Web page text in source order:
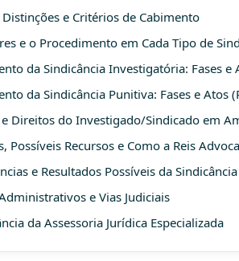
e Critérios de Cabimento
e o Procedimento em Cada Tipo de
da Sindicância Investigatória: Fases e
da Sindicância Punitiva: Fases e Atos
Direitos do Investigado/Sindicado em
Possíveis Recursos e Como a Reis
e Resultados Possíveis da Sindicância
e Vias Judiciais
da Assessoria Jurídica Especializada